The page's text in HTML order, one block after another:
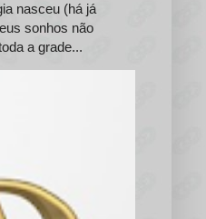
nasceu (há já
sonhos não
a grade...